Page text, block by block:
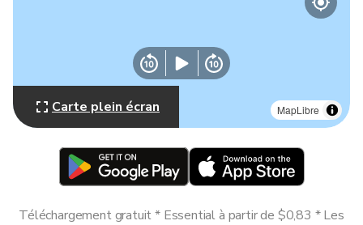
MapLibre
Carte plein écran
Téléchargement gratuit * Essential à partir de $0,83 * Les